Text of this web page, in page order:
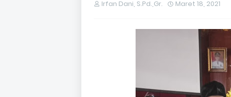
Irfan Dani, S.Pd.,Gr. Maret 18, 2021